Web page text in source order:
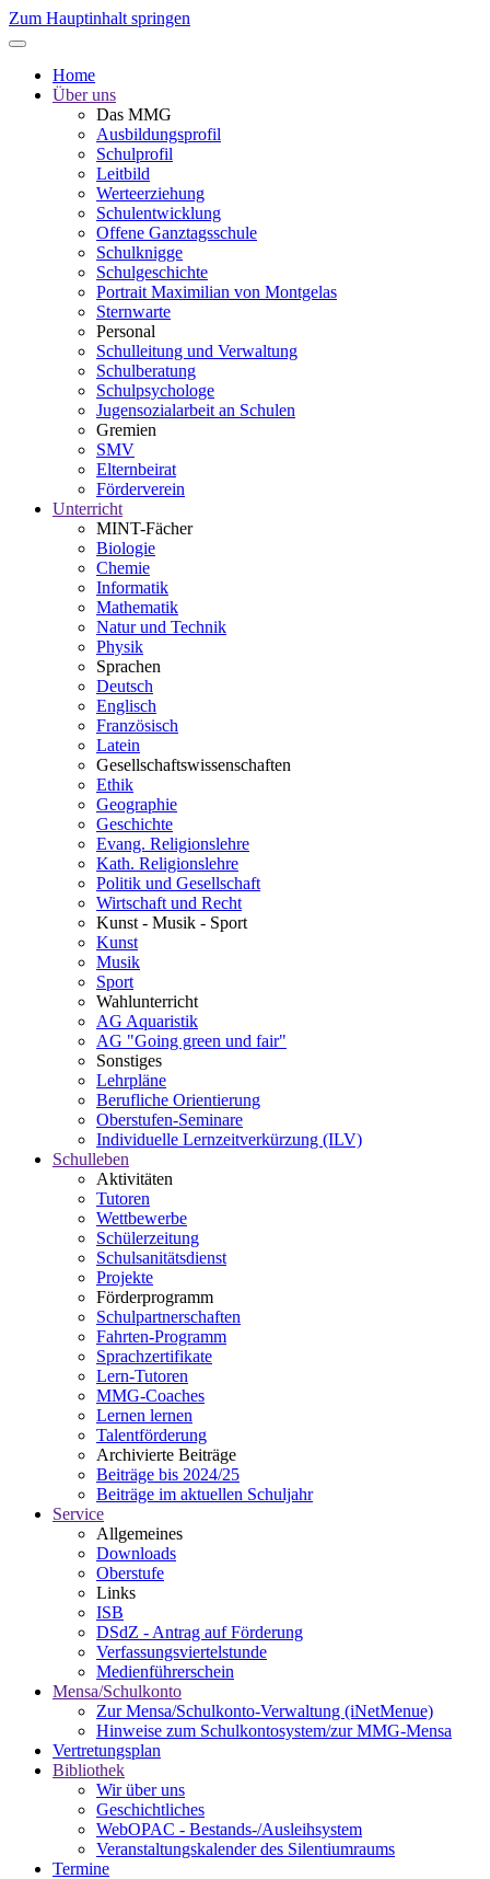
Zum Hauptinhalt springen
Home
Über uns
Das MMG
Ausbildungsprofil
Schulprofil
Leitbild
Werteerziehung
Schulentwicklung
Offene Ganztagsschule
Schulknigge
Schulgeschichte
Portrait Maximilian von Montgelas
Sternwarte
Personal
Schulleitung und Verwaltung
Schulberatung
Schulpsychologe
Jugensozialarbeit an Schulen
Gremien
SMV
Elternbeirat
Förderverein
Unterricht
MINT-Fächer
Biologie
Chemie
Informatik
Mathematik
Natur und Technik
Physik
Sprachen
Deutsch
Englisch
Französisch
Latein
Gesellschaftswissenschaften
Ethik
Geographie
Geschichte
Evang. Religionslehre
Kath. Religionslehre
Politik und Gesellschaft
Wirtschaft und Recht
Kunst - Musik - Sport
Kunst
Musik
Sport
Wahlunterricht
AG Aquaristik
AG "Going green und fair"
Sonstiges
Lehrpläne
Berufliche Orientierung
Oberstufen-Seminare
Individuelle Lernzeitverkürzung (ILV)
Schulleben
Aktivitäten
Tutoren
Wettbewerbe
Schülerzeitung
Schulsanitätsdienst
Projekte
Förderprogramm
Schulpartnerschaften
Fahrten-Programm
Sprachzertifikate
Lern-Tutoren
MMG-Coaches
Lernen lernen
Talentförderung
Archivierte Beiträge
Beiträge bis 2024/25
Beiträge im aktuellen Schuljahr
Service
Allgemeines
Downloads
Oberstufe
Links
ISB
DSdZ - Antrag auf Förderung
Verfassungsviertelstunde
Medienführerschein
Mensa/Schulkonto
Zur Mensa/Schulkonto-Verwaltung (iNetMenue)
Hinweise zum Schulkontosystem/zur MMG-Mensa
Vertretungsplan
Bibliothek
Wir über uns
Geschichtliches
WebOPAC - Bestands-/Ausleihsystem
Veranstaltungskalender des Silentiumraums
Termine